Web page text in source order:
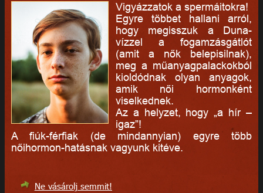
Vigyázzatok a spermáitokra!
Egyre többet hallani arról,
hogy megisszuk a Duna-
vízzel a fogamzásgátlót
(amit a nők belepisilnak),
meg a műanyagpalackokból
kioldódnak olyan anyagok,
amik női hormonként
viselkednek.
Az a helyzet, hogy „a hír –
igaz”!
A fiúk-férfiak (de mindannyian) egyre több
nőihormon-hatásnak vagyunk kitéve.
Ne vásárolj semmit!